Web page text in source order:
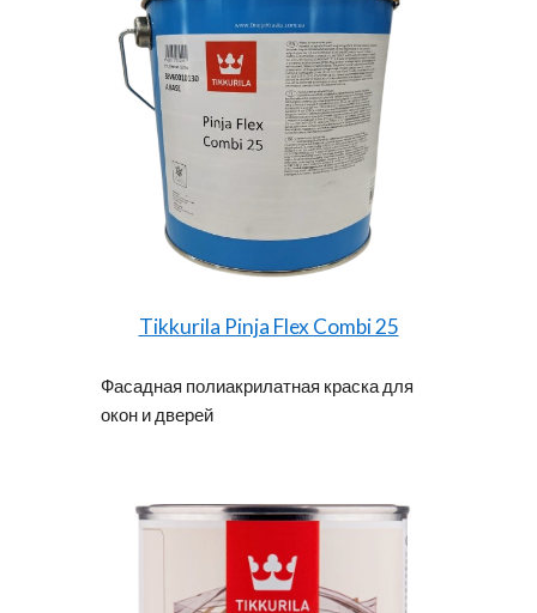
Tikkurila Pinja Flex Combi 25
Фасадная полиакрилатная краска для
окон и дверей